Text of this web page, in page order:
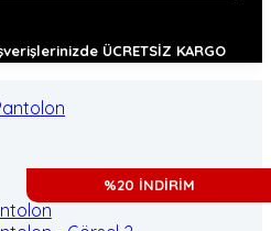
ÜCRETSİZ KARGO
%20 İNDİRİM